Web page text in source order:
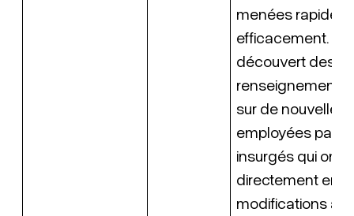
menées
efficacement. Il a
découvert des
renseignements
sur de nouvelles
employées par
insurgés qui ont
directement
modifications